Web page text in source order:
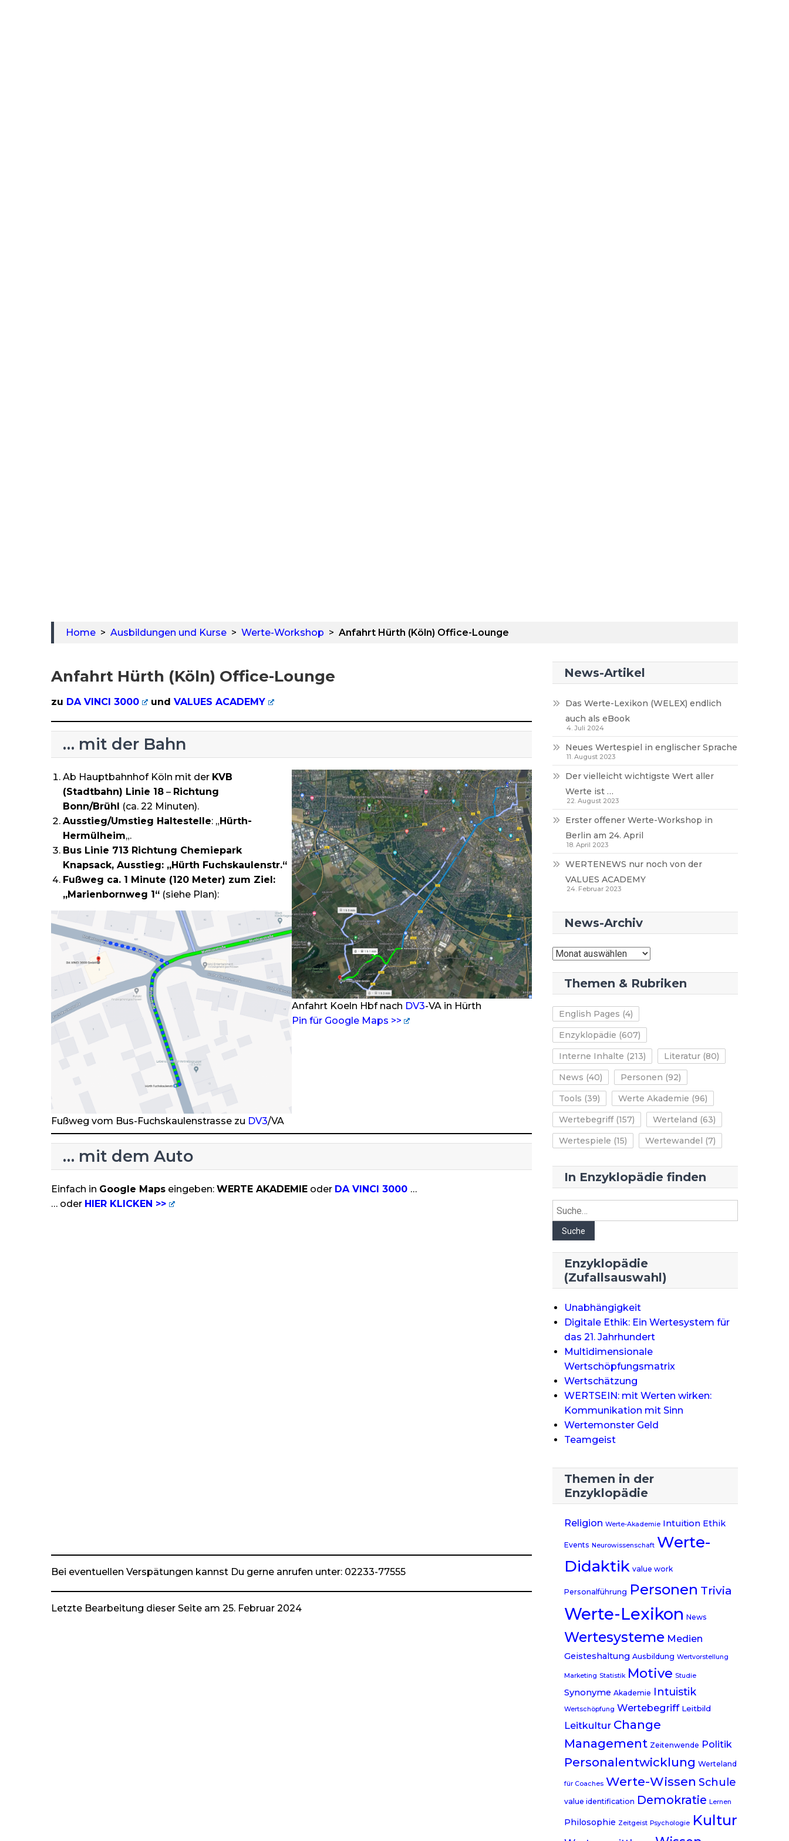
Home > Ausbildungen und Kurse > Werte-Workshop > Anfahrt Hürth (Köln) Office-Lounge
Anfahrt Hürth (Köln) Office-Lounge
zu DA VINCI 3000 und VALUES ACADEMY
… mit der Bahn
Ab Hauptbahnhof Köln mit der KVB
(Stadtbahn) Linie 18 – Richtung
Bonn/Brühl (ca. 22 Minuten).
Ausstieg/Umstieg Haltestelle: „Hürth-
Hermülheim„.
Bus Linie 713 Richtung Chemiepark
Knapsack, Ausstieg: „Hürth Fuchskaulenstr.“
Fußweg ca. 1 Minute (120 Meter) zum Ziel:
„Marienbornweg 1“ (siehe Plan):
Fußweg vom Bus-Fuchskaulenstrasse zu DV3/VA
Anfahrt Koeln Hbf nach DV3-VA in Hürth
Pin für Google Maps >>
… mit dem Auto
Einfach in Google Maps eingeben: WERTE AKADEMIE oder DA VINCI 3000 …
… oder HIER KLICKEN >>
Bei eventuellen Verspätungen kannst Du gerne anrufen unter: 02233-77555
Letzte Bearbeitung dieser Seite am 25. Februar 2024
News-Artikel
Das Werte-Lexikon (WELEX) endlich
auch als eBook
4. Juli 2024
Neues Wertespiel in englischer Sprache
11. August 2023
Der vielleicht wichtigste Wert aller
Werte ist …
22. August 2023
Erster offener Werte-Workshop in
Berlin am 24. April
18. April 2023
WERTENEWS nur noch von der
VALUES ACADEMY
24. Februar 2023
News-Archiv
News-
Themen & Rubriken
English Pages (4)
Enzyklopädie (607)
Interne Inhalte (213) Literatur (80)
News (40) Personen (92)
Tools (39) Werte Akademie (96)
Wertebegriff(157) Werteland (63)
Wertespiele (15) Wertewandel (7)
In Enzyklopädie finden
Suche
Suche
Enzyklopädie
(Zufallsauswahl)
Unabhängigkeit
Digitale Ethik: Ein Wertesystem für
das 21. Jahrhundert
Multidimensionale
Wertschöpfungsmatrix
Wertschätzung
WERTSEIN: mit Werten wirken:
Kommunikation mit Sinn
Wertemonster Geld
Teamgeist
Themen in der
Enzyklopädie
Religion Werte-Akademie Intuition Ethik
Events Neurowissenschaft Werte-
Didaktik value work
Personalführung Personen Trivia
Werte-Lexikon News
Wertesysteme Medien
Geisteshaltung Ausbildung Wertvorstellung
Marketing Statistik Motive Studie
Synonyme Akademie Intuistik
Wertschöpfung Wertebegriff Leitbild
Leitkultur Change
Management Zeitenwende Politik
Personalentwicklung Werteland
für Coaches Werte-Wissen Schule
value identification Demokratie Lernen
Philosophie Zeitgeist Psychologie Kultur